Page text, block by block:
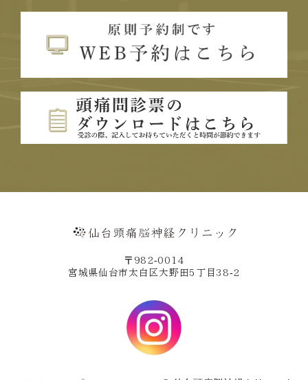
〒982-0014
宮城県仙台市太白区大野田5丁目38-2